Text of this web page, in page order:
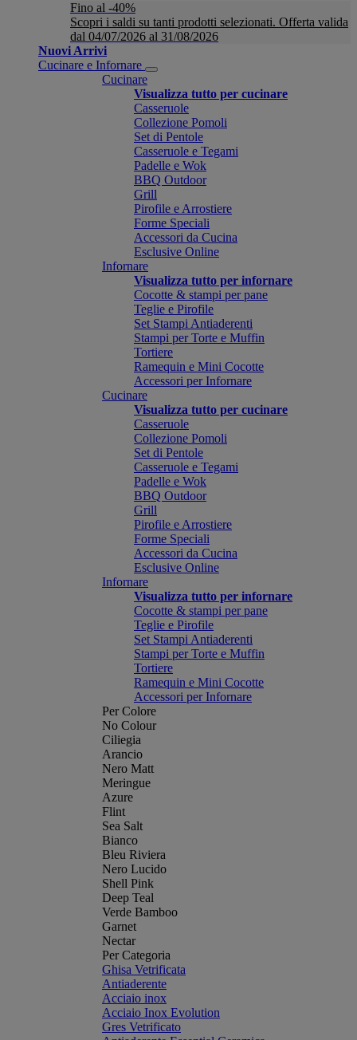
Fino al -40%
Scopri i saldi su tanti prodotti selezionati. Offerta valida
dal 04/07/2026 al 31/08/2026
Nuovi Arrivi
Cucinare e Infornare
Cucinare
Visualizza tutto per cucinare
Casseruole
Collezione Pomoli
Set di Pentole
Casseruole e Tegami
Padelle e Wok
BBQ Outdoor
Grill
Pirofile e Arrostiere
Forme Speciali
Accessori da Cucina
Esclusive Online
Infornare
Visualizza tutto per infornare
Cocotte & stampi per pane
Teglie e Pirofile
Set Stampi Antiaderenti
Stampi per Torte e Muffin
Tortiere
Ramequin e Mini Cocotte
Accessori per Infornare
Cucinare
Visualizza tutto per cucinare
Casseruole
Collezione Pomoli
Set di Pentole
Casseruole e Tegami
Padelle e Wok
BBQ Outdoor
Grill
Pirofile e Arrostiere
Forme Speciali
Accessori da Cucina
Esclusive Online
Infornare
Visualizza tutto per infornare
Cocotte & stampi per pane
Teglie e Pirofile
Set Stampi Antiaderenti
Stampi per Torte e Muffin
Tortiere
Ramequin e Mini Cocotte
Accessori per Infornare
Per Colore
No Colour
Ciliegia
Arancio
Nero Matt
Meringue
Azure
Flint
Sea Salt
Bianco
Bleu Riviera
Nero Lucido
Shell Pink
Deep Teal
Verde Bamboo
Garnet
Nectar
Per Categoria
Ghisa Vetrificata
Antiaderente
Acciaio inox
Acciaio Inox Evolution
Gres Vetrificato